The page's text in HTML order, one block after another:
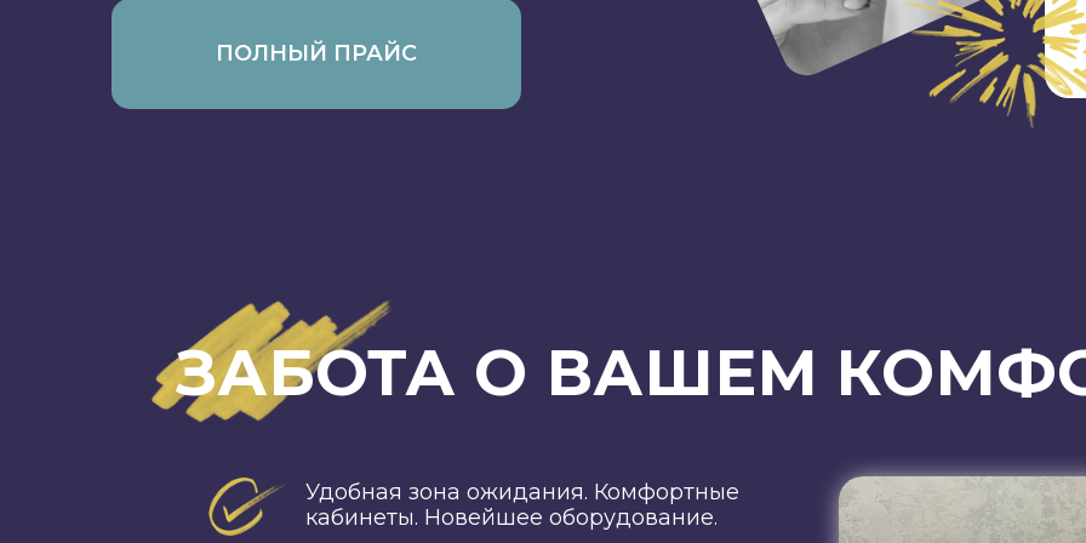
ПОЛНЫЙ ПРАЙС
ЗАБОТА О ВАШЕМ
Удобная зона ожидания. Комфортные
кабинеты. Новейшее оборудование.